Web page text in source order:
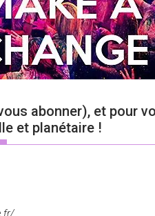
abonner), et pour
et planétaire !